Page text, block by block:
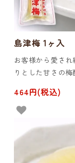
島津梅 1ヶ入
お客様から愛さ
りとした甘さの
464円(税込)